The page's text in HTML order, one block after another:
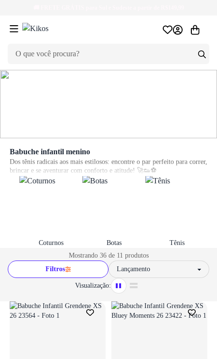
Babuche infantil menino
Dos tênis radicais aos mais estilosos: encontre o par perfeito para correr,
brincar e se aventurar com conforto e atitude! 🚀👟⚽
Coturnos Botas
Tênis
Mostrando 36 de 11 produtos
Filtros
Sort by
Visualização: